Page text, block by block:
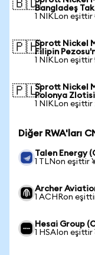
🇧🇩Bangladeş
1 NIKLon eşittir
🇵🇭Sprott Nickel
Filipin
1 NIKLon eşittir
🇵🇱Sprott Nickel
Polonya
1 NIKLon eşittir
Diğer RWA'ları
Talen Energy
1 TLNon eşittir
Archer
1 ACHRon
Hesai Group
1 HSAIon eşittir